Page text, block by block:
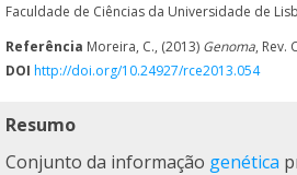
Faculdade de Ciências da Universidade de
Referência Moreira, C., (2013) Genoma, Rev.
DOI http://doi.org/10.24927/rce2013.054
Resumo
Conjunto da informação genética